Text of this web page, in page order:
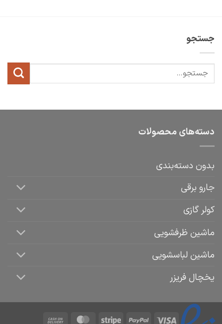
جستجو
دسته‌های محصولات
بدون دسته‌بندی
جارو برقی
کولر گازی
ماشین ظرفشویی
ماشین لباسشویی
یخچال فریزر
Visa
PayPal
Stripe
MasterCard